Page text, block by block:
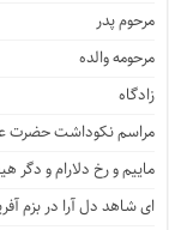
مرحوم پدر
مرحومه والده
زادگاه
مراسم نکوداشت حضرت
ماییم و رخ دلارام و دگر
ای شاهد دل آرا در بزم